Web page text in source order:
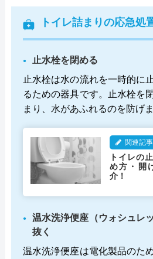
トイレ詰まりの応急処
止水栓を閉める
止水栓は水の流れを一時的に
るための器具です。止水栓を
まり、水があふれるのを防げま
関連記事
トイレの
め方・開
介！
温水洗浄便座（ウォシュレ
抜く
温水洗浄便座は電化製品のた